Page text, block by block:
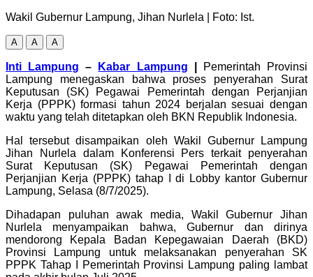
Wakil Gubernur Lampung, Jihan Nurlela | Foto: Ist.
A A A
Inti Lampung – Kabar Lampung
Pemerintah Provinsi
Lampung menegaskan bahwa proses penyerahan Surat
Keputusan (SK) Pegawai Pemerintah dengan Perjanjian
Kerja (PPPK) formasi tahun 2024 berjalan sesuai dengan
waktu yang telah ditetapkan oleh BKN Republik Indonesia.
Hal tersebut disampaikan oleh Wakil Gubernur Lampung
Jihan Nurlela dalam Konferensi Pers terkait penyerahan
Surat Keputusan (SK) Pegawai Pemerintah dengan
Perjanjian Kerja (PPPK) tahap I di Lobby kantor Gubernur
Lampung, Selasa (8/7/2025).
Dihadapan puluhan awak media, Wakil Gubernur Jihan
Nurlela menyampaikan bahwa, Gubernur dan dirinya
mendorong Kepala Badan Kepegawaian Daerah (BKD)
Provinsi Lampung untuk melaksanakan penyerahan SK
PPPK Tahap I Pemerintah Provinsi Lampung paling lambat